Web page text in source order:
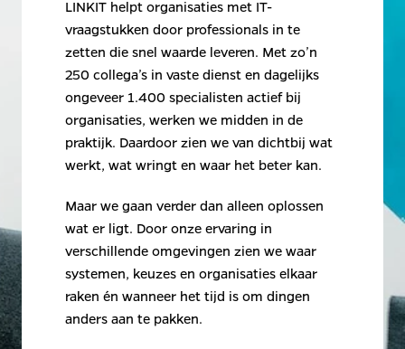
LINKIT helpt organisaties met IT-
vraagstukken door professionals in te
zetten die snel waarde leveren. Met zo’n
250 collega’s in vaste dienst en dagelijks
ongeveer 1.400 specialisten actief bij
organisaties, werken we midden in de
praktijk. Daardoor zien we van dichtbij wat
werkt, wat wringt en waar het beter kan.
Maar we gaan verder dan alleen oplossen
wat er ligt. Door onze ervaring in
verschillende omgevingen zien we waar
systemen, keuzes en organisaties elkaar
raken én wanneer het tijd is om dingen
anders aan te pakken.